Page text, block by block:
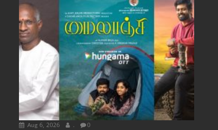
Aug 6, 2026 . 0